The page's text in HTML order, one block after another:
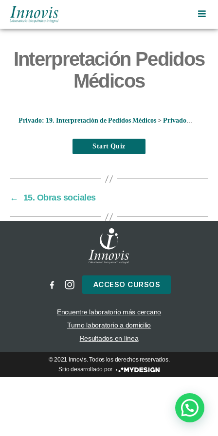
Innovis
bioquímico
Interpretación Pedidos
Médicos
Privado: 19. Interpretación de Pedidos Médicos Privado: 19. Interpretación Pedidos Médicos
← 15. Obras sociales
ACCESO CURSOS
Encuentre laboratorio más cercano
Turno laboratorio a domicilio
Resultados en línea
© 2021 Innovis. Todos los derechos reservados.
Sitio desarrollado por